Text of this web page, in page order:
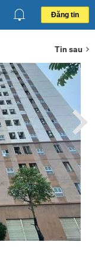
Đăng tin
Tin sau